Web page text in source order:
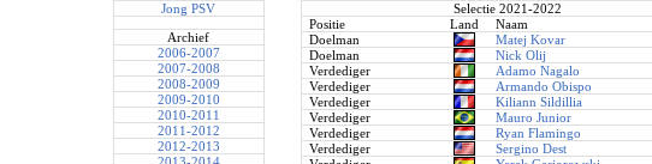
Jong PSV
Archief
2006-2007
2007-2008
2008-2009
2009-2010
2010-2011
2011-2012
2012-2013
Selectie 2021-2022
Positie
Land
Naam
Doelman
Matej Kovar
Doelman
Nick Olij
Verdediger
Adamo Nagalo
Verdediger
Armando Obispo
Verdediger
Kiliann Sildillia
Verdediger
Mauro Junior
Verdediger
Ryan Flamingo
Verdediger
Sergino Dest